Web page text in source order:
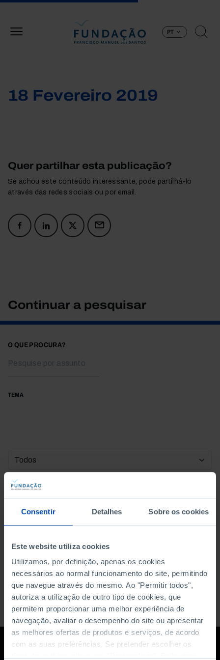
Consentir Detalhes Sobre os cookies
Este website utiliza cookies
Utilizamos, por definição, apenas os cookies
necessários ao normal funcionamento do site, permitindo
que navegue através do mesmo. Ao "Permitir todos",
autoriza a utilização de outro tipo de cookies, que
permitem proporcionar uma melhor experiência de
navegação, avaliar o desempenho do site ou apresentar
as melhores ofertas de produtos e serviços, de acordo
com as suas preferências. Se pretender escolher os
PT
18 Fevereiro 2019
Quer partilhar esta publicação?
Se achou este conteúdo interessante, pode partilhá-lo
através das redes sociais ou por email.
Continuar a pesquisar
O QUE PROCURA?
TEMA
DATA DE INÍCIO
DATA DE FIM